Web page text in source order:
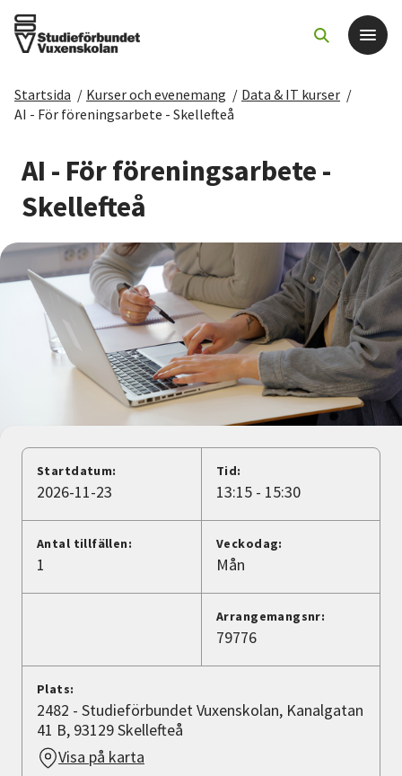
Det här gör vi
För dig som
Sök kurser och evenemang
Om SV
Starta studiecirkel
Cirkelledare
Avdelningar
Lyssna
Startsida / Kurser och evenemang / Data & IT kurser /
AI - För föreningsarbete - Skellefteå
AI - För föreningsarbete -
Skellefteå
Startdatum:
2026-11-23
Tid:
13:15 - 15:30
Antal tillfällen:
1
Veckodag:
Mån
Arrangemangsnr:
79776
Plats:
2482 - Studieförbundet Vuxenskolan, Kanalgatan
41 B, 93129 Skellefteå
Visa på karta